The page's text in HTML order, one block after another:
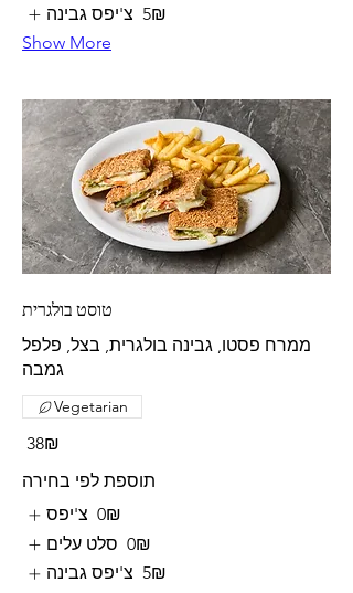
צ'יפס גבינה
‏5 ‏₪
Show More
טוסט בולגרית
ממרח פסטו, גבינה בולגרית, בצל, פלפל
גמבה
‏38 ‏₪
Vegetarian
תוספת לפי בחירה
צ'יפס
‏0 ‏₪
סלט עלים
‏0 ‏₪
צ'יפס גבינה
‏5 ‏₪